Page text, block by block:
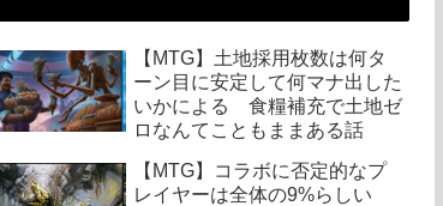
【MTG】土地採用枚数は何タ
ーン目に安定して何マナ出した
いかによる 食糧補充で土地ゼ
ロなんてこともままある話
【MTG】コラボに否定的なプ
レイヤーは全体の9%らしい